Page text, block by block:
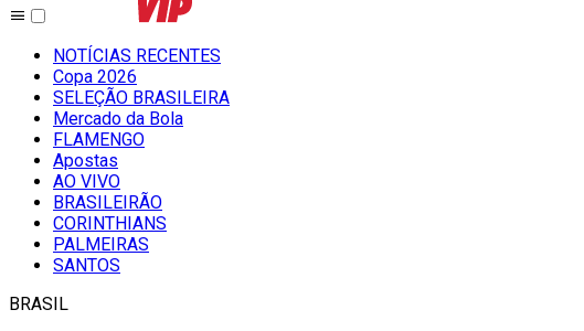
NOTÍCIAS RECENTES
Copa 2026
SELEÇÃO BRASILEIRA
Mercado da Bola
FLAMENGO
Apostas
AO VIVO
BRASILEIRÃO
CORINTHIANS
PALMEIRAS
SANTOS
BRASIL